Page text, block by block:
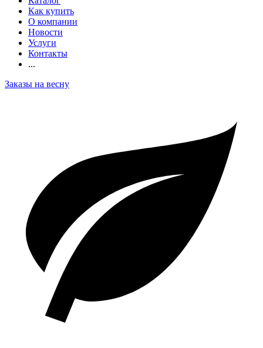
Как купить
О компании
Новости
Услуги
Контакты
...
Заказы на весну